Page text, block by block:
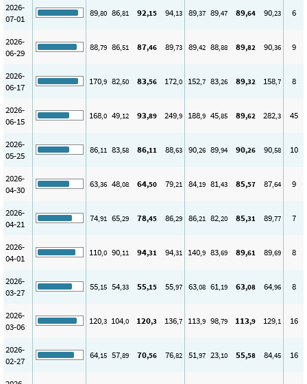
2026-
07-01
89,80 86,81 92,15 94,13 89,37 89,47 89,64 90,23 6
2026-
06-29
88,79 86,51 87,46 89,73 89,42 88,88 89,82 90,36 9
2026-
06-17
170,9 82,50 83,56 172,0 152,7 83,26 89,32 158,7 8
2026-
06-15
168,0 49,12 93,89 249,9 188,9 45,85 89,62 282,3 45
2026-
05-25
86,11 83,58 86,11 88,63 90,26 89,94 90,26 90,58 10
2026-
04-30
63,36 48,08 64,50 79,21 84,19 81,43 85,57 87,64 9
2026-
04-21
74,91 65,29 78,45 86,29 86,21 82,20 85,31 89,77 7
2026-
04-01
110,0 90,11 94,31 94,31 140,9 83,69 89,61 89,69 8
2026-
03-27
55,15 54,33 55,15 55,97 63,08 61,19 63,08 64,96 8
2026-
03-06
120,3 104,0 120,3 136,7 113,9 98,79 113,9 129,1 16
2026-
02-27
64,15 57,89 70,56 76,82 51,97 23,10 55,58 84,45 16